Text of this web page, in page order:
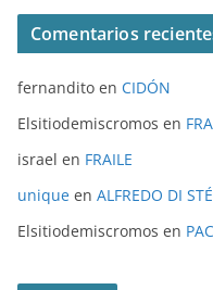
Comentarios
fernandito en CIDÓN
Elsitiodemiscromos en
israel en FRAILE
unique en ALFREDO DI
Elsitiodemiscromos en